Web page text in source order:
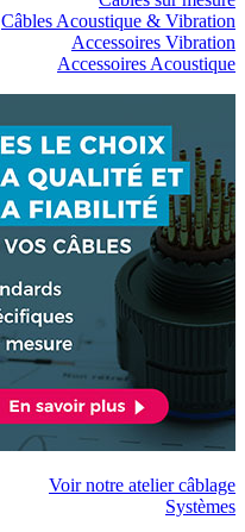
Câbles Acoustique & Vibration
Accessoires Vibration
Accessoires Acoustique
Voir notre atelier câblage
Systèmes